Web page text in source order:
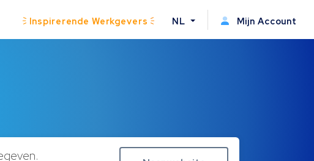
Inspirerende Werkgevers NL Mijn Account